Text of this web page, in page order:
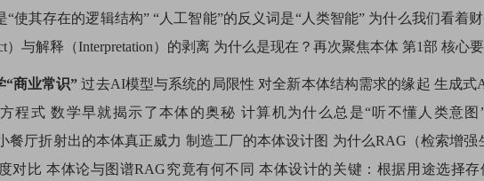
“使其存在的逻辑结构” “人工智能”的反义词是“人类智能” 为什么我们看
）与解释（Interpretation）的剥离 为什么是现在？再次聚焦本体 第1部 核心
“商业常识” 过去AI模型与系统的局限性 对全新本体结构需求的缘起 生成
程式 数学早就揭示了本体的奥秘 计算机为什么总是“听不懂人类意图
餐厅折射出的本体真正威力 制造工厂的本体设计图 为什么RAG（检索增
对比 本体论与图谱RAG究竟有何不同 本体设计的关键：根据用途选择